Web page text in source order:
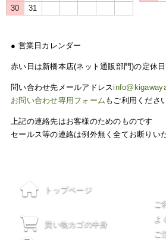
30
31
● 営業日カレンダー
赤い日は新橋本店(ネット通販部門)の定休
問い合わせ先メールアドレス
お問い合わせ専用フォーム もご利用くださ
上記の連絡先はお客様のためのものです
セールス等の連絡は例外無く全てお断りい
トップページ
買い物カゴの中身
ご
よ
ご